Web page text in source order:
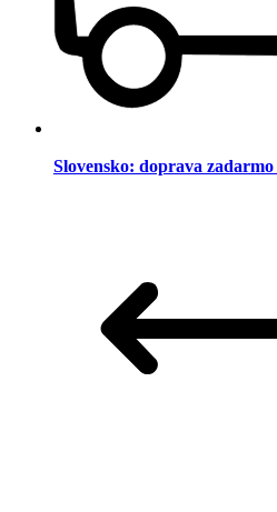
Slovensko: doprava zadarmo